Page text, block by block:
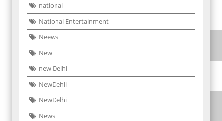
national
National Entertainment
Neews
New
new Delhi
NewDehli
NewDelhi
News